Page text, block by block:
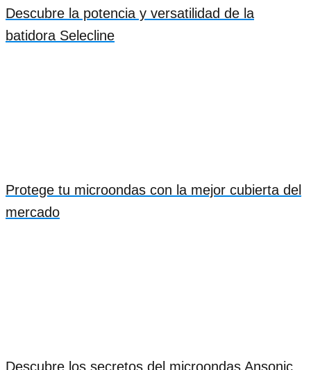
Descubre la potencia y versatilidad de la
batidora Selecline
Protege tu microondas con la mejor cubierta del
mercado
Descubre los secretos del microondas Ansonic